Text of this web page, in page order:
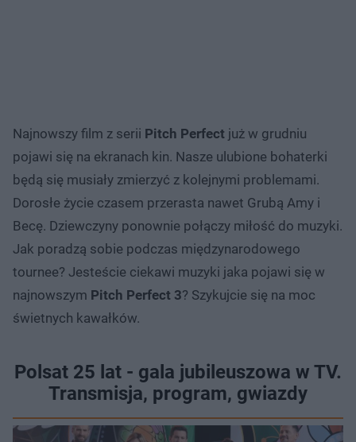
Najnowszy film z serii Pitch Perfect już w grudniu
pojawi się na ekranach kin. Nasze ulubione bohaterki
będą się musiały zmierzyć z kolejnymi problemami.
Dorosłe życie czasem przerasta nawet Grubą Amy i
Becę. Dziewczyny ponownie połączy miłość do muzyki.
Jak poradzą sobie podczas międzynarodowego
tournee? Jesteście ciekawi muzyki jaka pojawi się w
najnowszym Pitch Perfect 3? Szykujcie się na moc
świetnych kawałków.
Polsat 25 lat - gala jubileuszowa w TV.
Transmisja, program, gwiazdy